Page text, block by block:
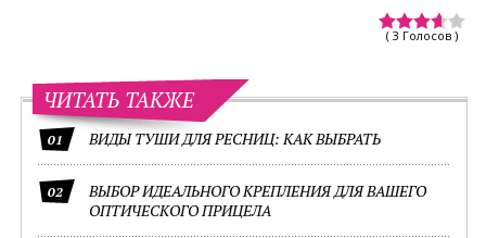
( 3 Голосов )
ЧИТАТЬ ТАКЖЕ
01 ВИДЫ ТУШИ ДЛЯ РЕСНИЦ: КАК ВЫБРАТЬ
02
ВЫБОР ИДЕАЛЬНОГО КРЕПЛЕНИЯ ДЛЯ ВАШЕГО
ОПТИЧЕСКОГО ПРИЦЕЛА